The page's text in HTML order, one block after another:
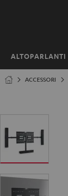
ALTOPARLANTI
Pagina
ACCESSORI